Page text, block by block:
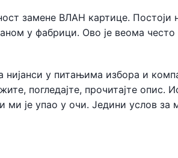
замене ВЛАН картице. Постоји
у фабрици. Ово је веома
нијанси у питањима избора и
погледајте, прочитајте опис.
је упао у очи. Једини услов за